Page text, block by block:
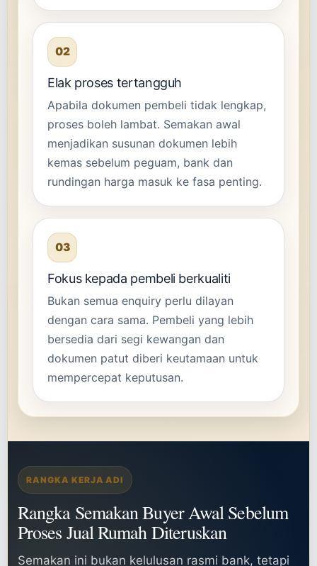
02
Elak proses tertangguh
Apabila dokumen pembeli tidak lengkap,
proses boleh lambat. Semakan awal
menjadikan susunan dokumen lebih
kemas sebelum peguam, bank dan
rundingan harga masuk ke fasa penting.
03
Fokus kepada pembeli berkualiti
Bukan semua enquiry perlu dilayan
dengan cara sama. Pembeli yang lebih
bersedia dari segi kewangan dan
dokumen patut diberi keutamaan untuk
mempercepat keputusan.
RANGKA KERJA ADI
Rangka Semakan Buyer Awal Sebelum
Proses Jual Rumah Diteruskan
Semakan ini bukan kelulusan rasmi bank, tetapi